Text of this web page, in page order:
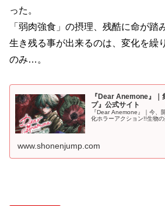
った。
「弱肉強食」の摂理、残酷に命が踏
生き残る事が出来るのは、変化を繰
のみ…。
『Dear Anemone』
プ』公式サイト
『Dear Anemone』｜今、
化ホラーアクション!!生物
www.shonenjump.com